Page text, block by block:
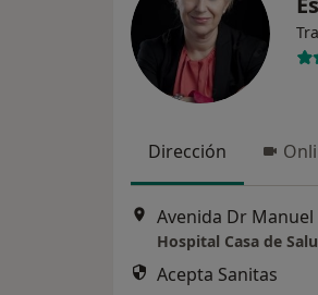
Dirección
Avenida Dr Manuel
Hospital Casa de
Acepta Sanitas